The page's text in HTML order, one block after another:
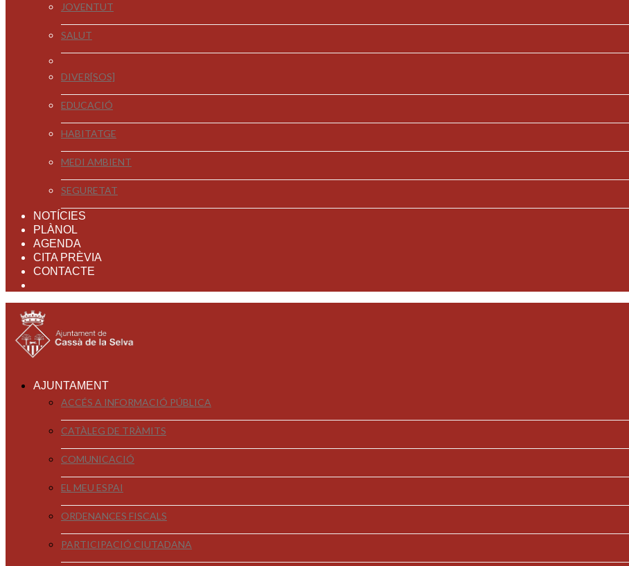
JOVENTUT
SALUT
DIVER[SOS]
EDUCACIÓ
HABITATGE
MEDI AMBIENT
SEGURETAT
NOTÍCIES
PLÀNOL
AGENDA
CITA PRÈVIA
CONTACTE
AJUNTAMENT
ACCÉS A INFORMACIÓ PÚBLICA
CATÀLEG DE TRÀMITS
COMUNICACIÓ
EL MEU ESPAI
ORDENANCES FISCALS
PARTICIPACIÓ CIUTADANA